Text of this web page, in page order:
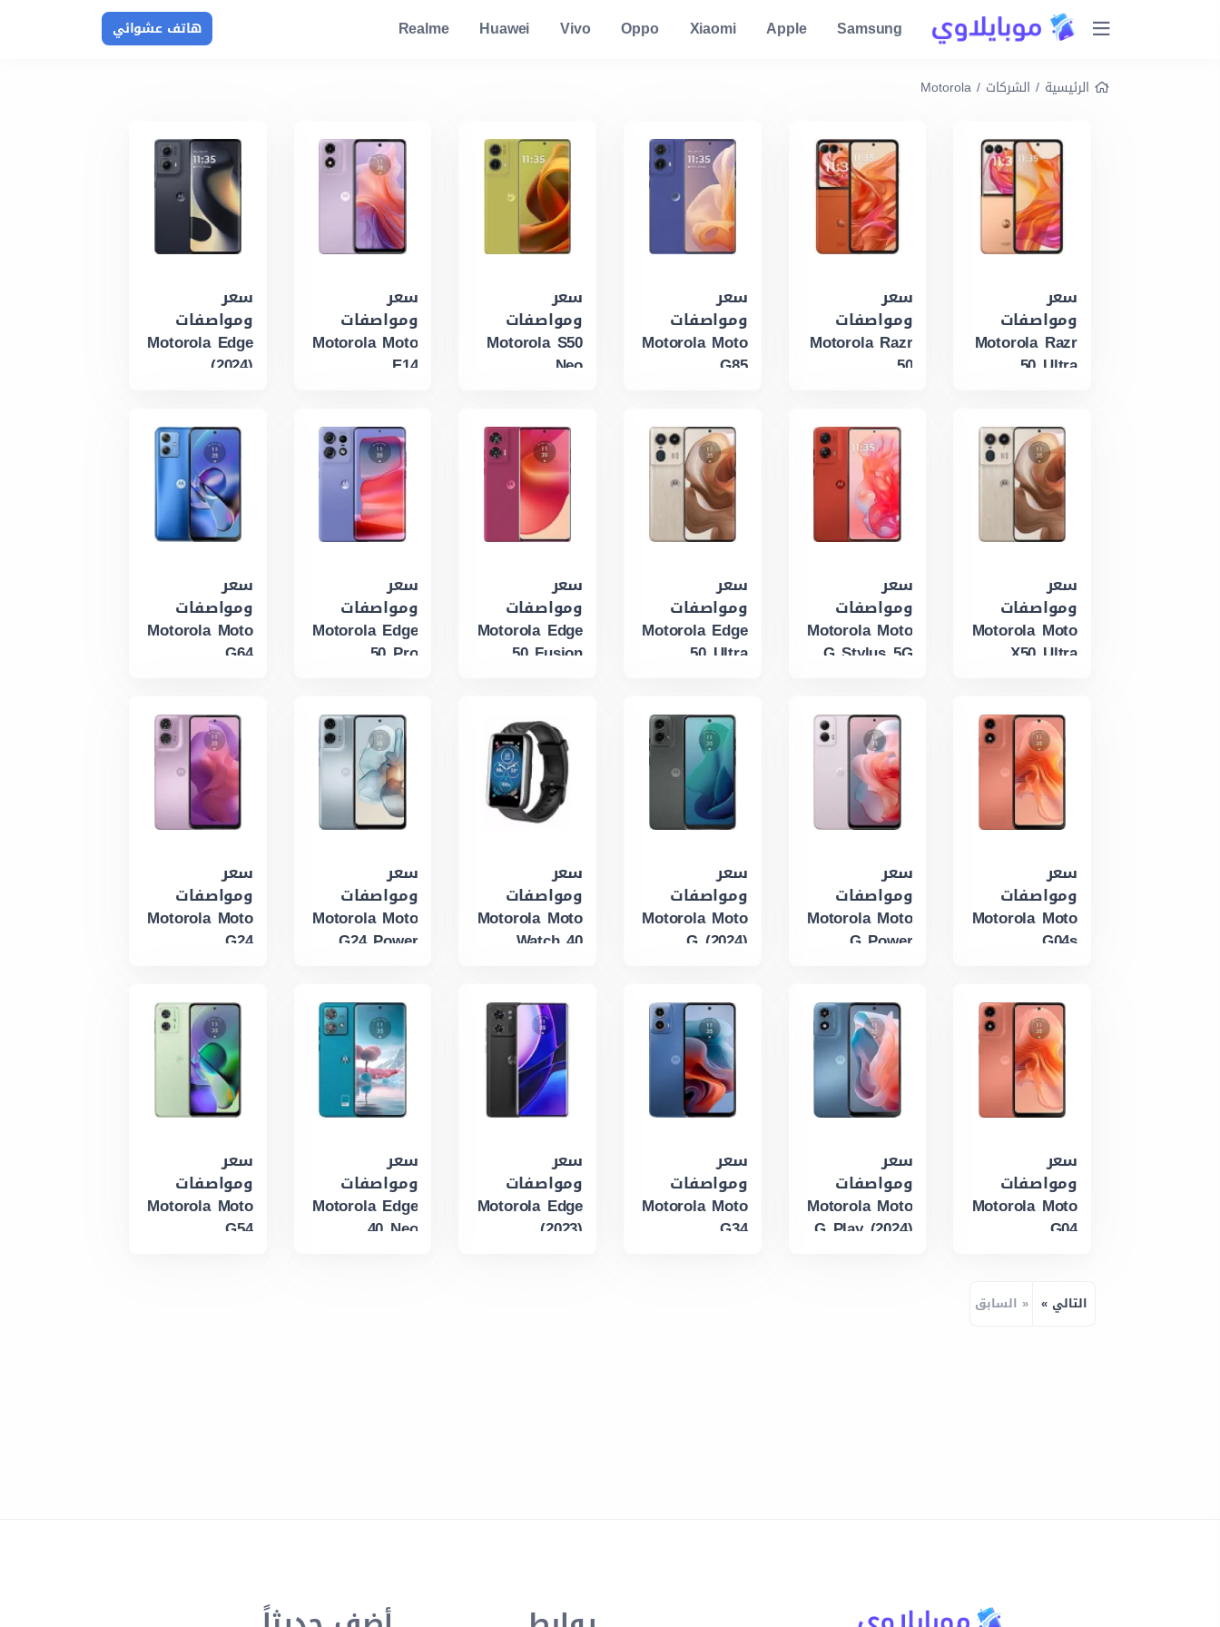
Samsung
Apple
Xiaomi
Oppo
Vivo
Huawei
Realme هاتف عشوائي
الرئيسية / الشركات /
Motorola
سعر
ومواصفات
Motorola Razr
50 Ultra
سعر
ومواصفات
Motorola Razr
50
سعر
ومواصفات
Motorola Moto
G85
سعر
ومواصفات
Motorola S50
Neo
سعر
ومواصفات
Motorola Moto
E14
سعر
ومواصفات
Motorola Edge
(2024)
سعر
ومواصفات
Motorola Moto
X50 Ultra
سعر
ومواصفات
Motorola Moto
G Stylus 5G
سعر
ومواصفات
Motorola Edge
50 Ultra
سعر
ومواصفات
Motorola Edge
50 Fusion
سعر
ومواصفات
Motorola Edge
50 Pro
سعر
ومواصفات
Motorola Moto
G64
سعر
ومواصفات
Motorola Moto
G04s
سعر
ومواصفات
Motorola Moto
G Power
سعر
ومواصفات
Motorola Moto
G (2024)
سعر
ومواصفات
Motorola Moto
Watch 40
سعر
ومواصفات
Motorola Moto
G24 Power
سعر
ومواصفات
Motorola Moto
G24
سعر
ومواصفات
Motorola Moto
G04
سعر
ومواصفات
Motorola Moto
G Play (2024)
سعر
ومواصفات
Motorola Moto
G34
سعر
ومواصفات
Motorola Edge
(2023)
سعر
ومواصفات
Motorola Edge
40 Neo
سعر
ومواصفات
Motorola Moto
G54
« السابق التالي »